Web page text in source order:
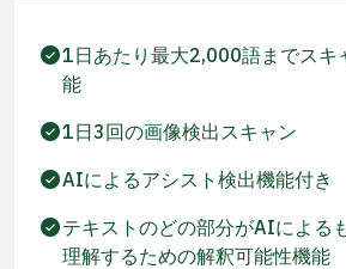
1日あたり最大2,000語までスキ
能
1日3回の画像検出スキャン
AIによるアシスト検出機能付き
テキストのどの部分がAIによる
理解するための解釈可能性機能